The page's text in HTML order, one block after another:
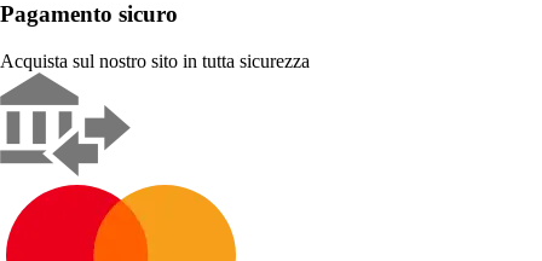
Pagamento sicuro
Acquista sul nostro sito in tutta sicurezza